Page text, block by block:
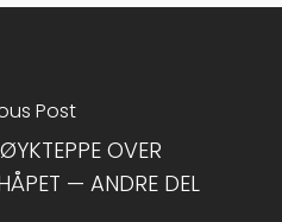
Post
OVER
— ANDRE DEL